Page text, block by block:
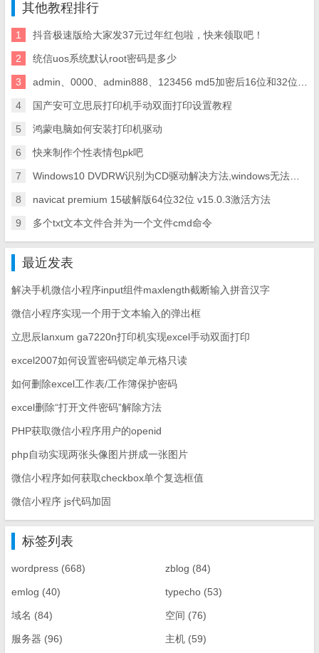
其他教程排行
1 抖音极速版给大家发37元过年红包啦，快来领取吧！
2 统信uos系统默认root密码是多少
3 admin、0000、admin888、123456 md5加密后16位和32位代码
4 国产安可立思辰打印机手动双面打印设置教程
5 鸿蒙电脑如何安装打印机驱动
6 快来制作个性表情包pk吧
7 Windows10 DVDRW识别为CD驱动解决方法,windows无法读取驱动器E:\中的光盘解决方法
8 navicat premium 15破解版64位32位 v15.0.3激活方法
9 多个txt文本文件合并为一个文件cmd命令
最近发表
解决手机微信小程序input组件maxlength截断输入拼音汉字
微信小程序实现一个用于文本输入的弹出框
立思辰lanxum ga7220n打印机实现excel手动双面打印
excel2007如何设置密码锁定单元格只读
如何删除excel工作表/工作簿保护密码
excel删除“打开文件密码”解除方法
PHP获取微信小程序用户的openid
php自动实现两张头像图片拼成一张图片
微信小程序如何获取checkbox单个复选框值
微信小程序 js代码加固
标签列表
wordpress (668) zblog (84)
emlog (40) typecho (53)
域名 (84) 空间 (76)
服务器 (96) 主机 (59)